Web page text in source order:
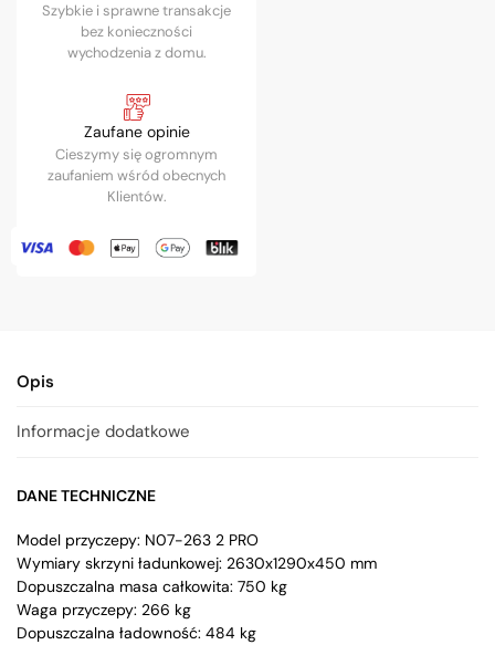
Szybkie i sprawne transakcje
bez konieczności
wychodzenia z domu.
Zaufane opinie
Cieszymy się ogromnym
zaufaniem wśród obecnych
Klientów.
Opis
Informacje dodatkowe
DANE TECHNICZNE
Model przyczepy: N07-263 2 PRO
Wymiary skrzyni ładunkowej: 2630x1290x450 mm
Dopuszczalna masa całkowita: 750 kg
Waga przyczepy: 266 kg
Dopuszczalna ładowność: 484 kg